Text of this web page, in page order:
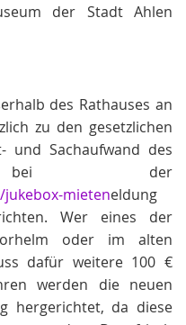
der Stadt Ahlen
des Rathauses an
zu den gesetzlichen
und Sachaufwand des
bei der
mieteneldung
Wer eines der
oder im alten
dafür weitere 100 €
werden die neuen
hergerichtet, da diese